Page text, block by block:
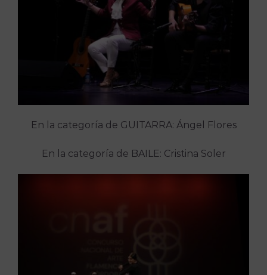
En la categoría de GUITARRA: Ángel Flores
En la categoría de BAILE: Cristina Soler